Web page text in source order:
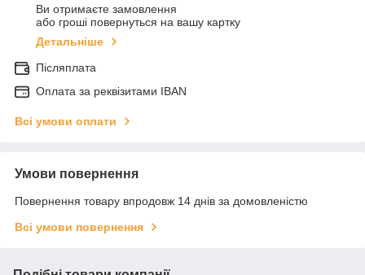
Ви отримаєте замовлення
або гроші повернуться на вашу картку
Детальніше
Післяплата
Оплата за реквізитами IBAN
Всі умови оплати
Умови повернення
Повернення товару впродовж 14 днів за домовленістю
Всі умови повернення